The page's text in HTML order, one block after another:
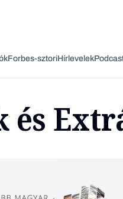
Forbes-sztoriHírlevelek
és